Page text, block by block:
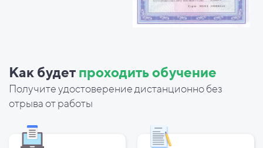
Как будет проходить обучение
Получите удостоверение дистанционно без
отрыва от работы